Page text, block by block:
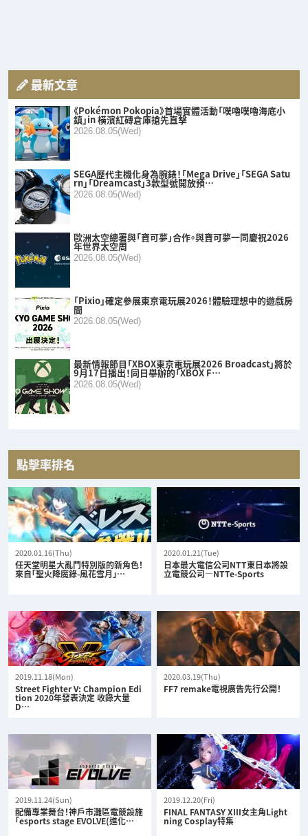
最新文章
《Pokémon Pokopia》首場實體活動「噗嚕噗嚕海底小
鎮」in 橫濱紅磚倉庫搶先直擊
2026.08.05(Wed)
SEGA歷代主機化身為腕錶！「Mega Drive」「SEGA Satu
rn」「Dreamcast」3款型號開放預…
2026.08.05(Wed)
歐洲太空總署與「寶可夢」合作。與寶可夢一同慶祝2026
年世界太空周
2026.08.05(Wed)
「Pixio」確定參展東京電玩展2026！體驗理想中的遊戲房
間
2026.08.05(Wed)
最新情報節目「XBOX東京電玩展2026 Broadcast」將於
9月17日播出！同日舉辦的「XBOX F…
2026.08.05(Wed)
點擊率排名
2020.01.16(Thu)
任天堂明星大亂鬥特別版的新角色！
來自「聖火降魔錄-風花雪月」…
2020.01.21(Tue)
日本最大電信公司NTT東日本將設
立電競公司—NTTe-Sports
2019.11.18(Mon)
Street Fighter V: Champion Edi
tion 2020年發表決定 收錄大量
D…
2020.03.19(Thu)
FF7 remake電視廣告先行公開！
2019.11.24(Sun)
配備專業舞台！神戶市灘區電競設施
「esports stage EVOLVE(進化…
2019.12.20(Fri)
FINAL FANTASY XIII女主角Light
ning Cosplay特集